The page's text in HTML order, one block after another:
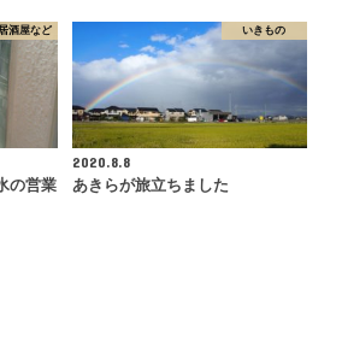
酒屋など
の営業
いきもの
2020.8.8
あきらが旅立ちました